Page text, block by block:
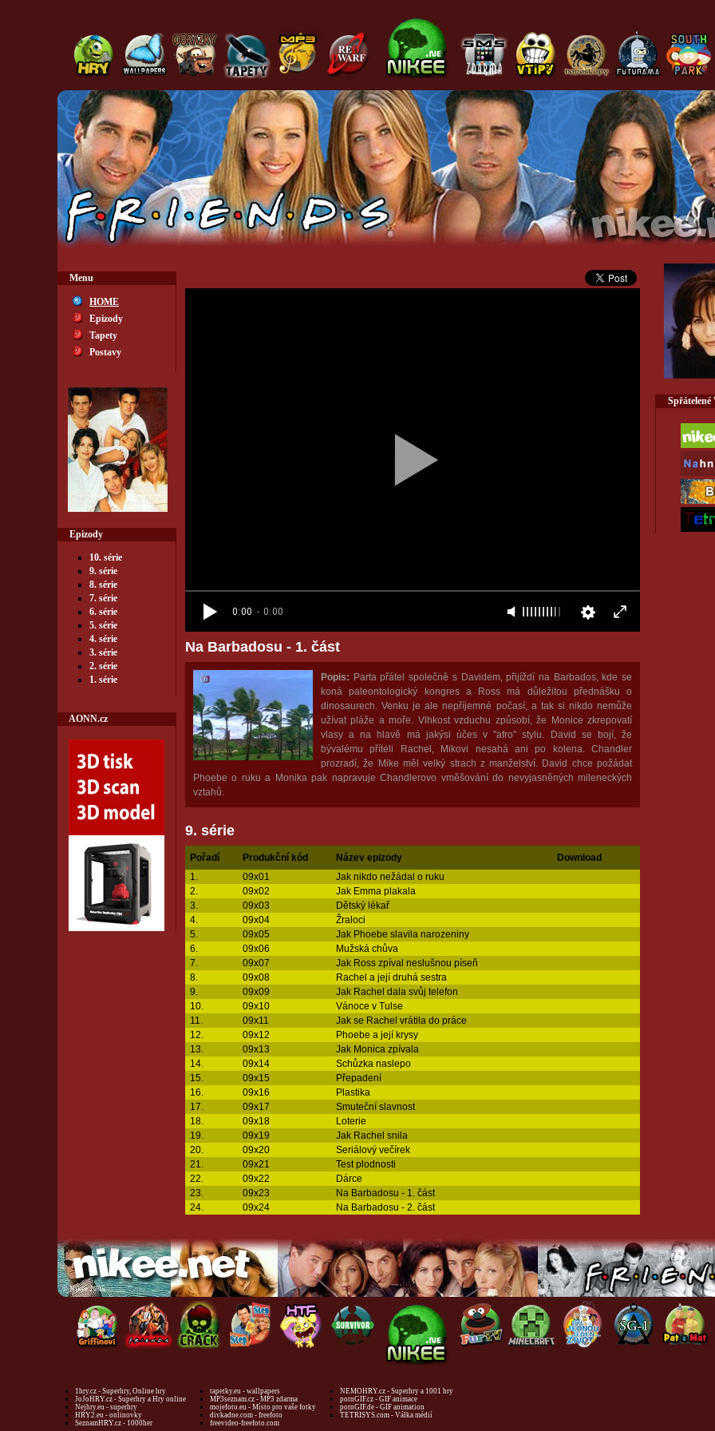
Menu
HOME
Epizody
Tapety
Postavy
Epizody
10. série
9. série
8. série
7. série
6. série
5. série
4. série
3. série
2. série
1. série
AONN.cz
Na Barbadosu - 1. část
Popis: Parta přátel společně s Davidem, přijíždí na Barbados, kde se
koná paleontologický kongres a Ross má důležitou přednášku o
dinosaurech. Venku je ale nepříjemné počasí, a tak si nikdo nemůže
užívat pláže a moře. Vlhkost vzduchu způsobí, že Monice zkrepovatí
vlasy a na hlavě má jakýsi účes v "afro" stylu. David se bojí, že
bývalému příteli Rachel, Mikovi nesahá ani po kolena. Chandler
prozradí, že Mike měl velký strach z manželství. David chce požádat
Phoebe o ruku a Monika pak napravuje Chandlerovo vměšování do nevyjasněných mileneckých
vztahů.
9. série
Pořadí Produkční kód Název epizody
Download
1.
09x01
Jak nikdo nežádal o ruku
2.
09x02
Jak Emma plakala
3.
09x03
Dětský lékař
4.
09x04
Žraloci
5.
09x05
Jak Phoebe slavila narozeniny
6.
09x06
Mužská chůva
7.
09x07
Jak Ross zpíval neslušnou píseň
8.
09x08
Rachel a její druhá sestra
9.
09x09
Jak Rachel dala svůj telefon
10.
09x10
Vánoce v Tulse
11.
09x11
Jak se Rachel vrátila do práce
12.
09x12
Phoebe a její krysy
13.
09x13
Jak Monica zpívala
14.
09x14
Schůzka naslepo
15.
09x15
Přepadení
16.
09x16
Plastika
17.
09x17
Smuteční slavnost
18.
09x18
Loterie
19.
09x19
Jak Rachel snila
20.
09x20
Seriálový večírek
21.
09x21
Test plodnosti
22.
09x22
Dárce
23.
09x23
Na Barbadosu - 1. část
24.
09x24 Na Barbadosu - 2. část
Spřátelené
©Nikee 2005
1hry.cz - Superhry, Online hry
JoJoHRY.cz - Superhry a Hry online
Nejhry.eu - superhry
HRY2.eu - onlinovky
SeznamHRY.cz - 1000her
tapetky.eu - wallpapers
MP3seznam.cz - MP3 zdarma
mojefoto.eu - Místo pro vaše fotky
divkadne.com - freefoto
freevideo-freefoto.com
NEMOHRY.cz - Superhry a 1001 hry
pornGIF.cz - GIF animace
pornGIF.de - GIF animation
TETRISYS.com - Válka médií